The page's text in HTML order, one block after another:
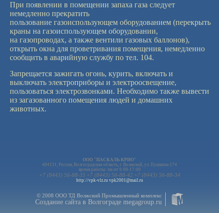
При появлении в помещении запаха газа следует
немедленно прекратить
пользование газоиспользующем оборудованием (перекрыть
краны на газоиспользующем оборудовании,
на газопроводах, а также вентили газовых баллонов),
открыть окна для проветривания помещения, немедленно
сообщить в аварийную службу по тел. 104.
Запрещается зажигать огонь, курить, включать и
выключать электроприборы и электроосвещение,
пользоваться электрозвонками. Необходимо также вывести
из загазованного помещения людей и домашних
животных.
ООО "ПАСКАЛЬ КРИО"
404131, Россия, Волгоградская область, г. Волжский, ул. Пушкина 174
время работы: пн-пт 9:00-17:00
+7 (8443) 56-88-35 +7 (8443) 56-88-42 +7 (8443) 56-88-34
http://vpk-vlz.ru vpk2001@mail.ru
© 2008 ООО ТД Волжский Промышленный комплекс
Создание сайта в Волгограде megagroup.ru